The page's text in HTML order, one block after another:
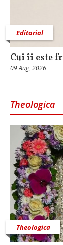
Editorial
Cui îi este
09 Aug, 2026
Theologica
Theologica